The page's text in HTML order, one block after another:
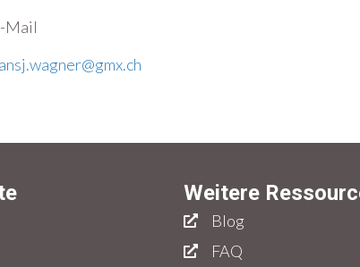
Mail
Weitere
Blog
FAQ